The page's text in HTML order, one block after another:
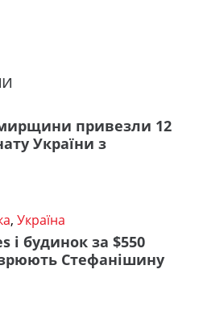
привезли 12
України з
, Україна
і будинок за $550
Стефанішину